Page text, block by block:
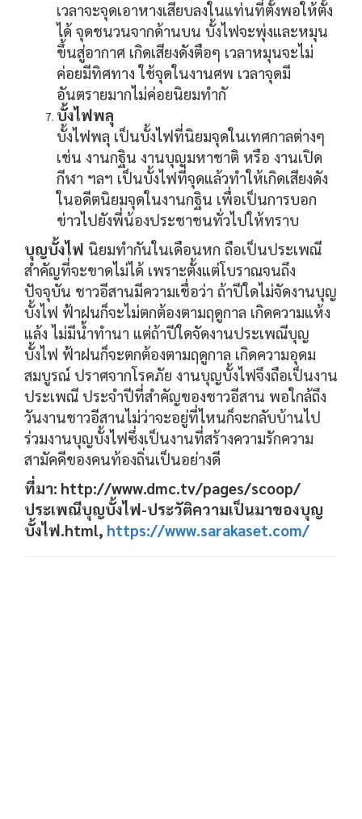
เวลาจะจุดเอาหางเสียบลงในแท่นที่ตั้งพอให้ตั้ง
ได้ จุดชนวนจากด้านบน บั้งไฟจะพุ่งและหมุน
ขึ้นสู่อากาศ เกิดเสียงดังตือๆ เวลาหมุนจะไม่
ค่อยมีทิศทาง ใช้จุดในงานศพ เวลาจุดมี
อันตรายมากไม่ค่อยนิยมทำกั
บั้งไฟพลุ
บั้งไฟพลุ เป็นบั้งไฟที่นิยมจุดในเทศกาลต่างๆ
เช่น งานกฐิน งานบุญมหาชาติ หรือ งานเปิด
กีฬา ฯลฯ เป็นบั้งไฟที่จุดแล้วทำให้เกิดเสียงดัง
ในอดีตนิยมจุดในงานกฐิน เพื่อเป็นการบอก
ข่าวไปยังพี่น้องประชาชนทั่วไปให้ทราบ
บุญบั้งไฟ นิยมทำกันในเดือนหก ถือเป็นประเพณี
สำคัญที่จะขาดไม่ได้ เพราะตั้งแต่โบราณจนถึง
ปัจจุบัน ชาวอีสานมีความเชื่อว่า ถ้าปีใดไม่จัดงานบุญ
บั้งไฟ ฟ้าฝนก็จะไม่ตกต้องตามฤดูกาล เกิดความแห้ง
แล้ง ไม่มีน้ำทำนา แต่ถ้าปีใดจัดงานประเพณีบุญ
บั้งไฟ ฟ้าฝนก็จะตกต้องตามฤดูกาล เกิดความอุดม
สมบูรณ์ ปราศจากโรคภัย งานบุญบั้งไฟจึงถือเป็นงาน
ประเพณี ประจำปีที่สำคัญของชาวอีสาน พอใกล้ถึง
วันงานชาวอีสานไม่ว่าจะอยู่ที่ไหนก็จะกลับบ้านไป
ร่วมงานบุญบั้งไฟซึ่งเป็นงานที่สร้างความรักความ
สามัคคีของคนท้องถิ่นเป็นอย่างดี
ที่มา: http://www.dmc.tv/pages/scoop/
ประเพณีบุญบั้งไฟ-ประวัติความเป็นมาของบุญ
บั้งไฟ.html, https://www.sarakaset.com/